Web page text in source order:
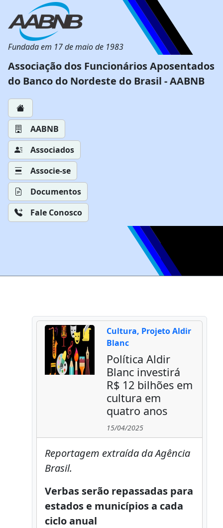
Fundada em 17 de maio de 1983
Associação dos Funcionários Aposentados
do Banco do Nordeste do Brasil - AABNB
AABNB
Associados
Associe-se
Documentos
Fale Conosco
Cultura, Projeto Aldir
Blanc
Política Aldir
Blanc investirá
R$ 12 bilhões em
cultura em
quatro anos
15/04/2025
Reportagem extraída da Agência
Brasil.
Verbas serão repassadas para
estados e municípios a cada
ciclo anual